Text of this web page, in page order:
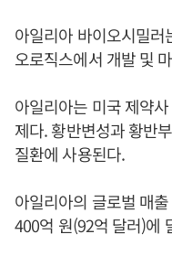
아일리아 바이오시밀
오로직스에서 개발 및
아일리아는 미국 제약
제다. 황반변성과 황반
질환에 사용된다.
아일리아의 글로벌 매
400억 원(92억 달러)에